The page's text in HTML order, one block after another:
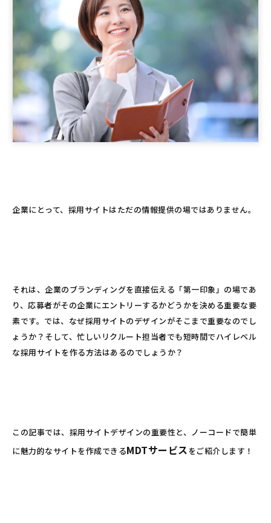
企業にとって、採用サイトはただの情報提供の場ではありません。
それは、企業のブランディングを直接伝える「第一印象」の場であ
り、応募者がその企業にエントリーするかどうかを決める重要な要
素です。では、なぜ採用サイトのデザインがそこまで重要なのでし
ょうか？そして、忙しいリクルート担当者でも短時間でハイレベル
な採用サイトを作る方法はあるのでしょうか？
この記事では、採用サイトデザインの重要性と、ノーコードで簡単
に魅力的なサイトを作成できるMDTサービスをご紹介します！